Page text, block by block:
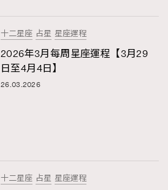
十二星座 占星 星座運程
2026年3月每周星座運程【3月29
日至4月4日】
26.03.2026
十二星座 占星 星座運程